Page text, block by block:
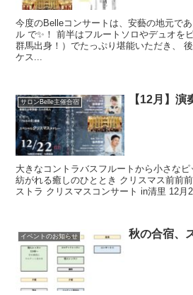
今度のBelleコンサートは、安藝の地元で
ル で✨！ 前半はフルートソロやデュオを
群馬出身！）でたっぷり堪能いただき、
ケス...
サロンBelle主催合宿 【12月】演
大きなコントラバスフルートから小さな
紡がれる癒しのひととき クリスマス前前
ストラ クリスマスコンサート in清里 12月
イベントのお知らせ 秋の合宿、